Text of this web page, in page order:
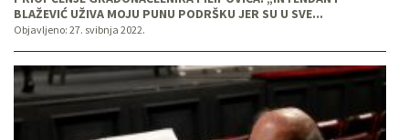
BLAŽEVIĆ UŽIVA MOJU PUNU PODRŠKU JER SU U SVE...
Objavljeno: 27. svibnja 2022.